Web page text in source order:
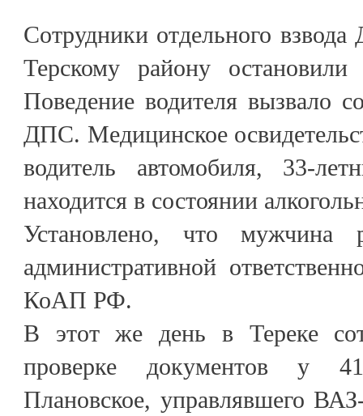
Сотрудники отдельного
Терскому району
Поведение водителя вызвало
ДПС. Медицинское
водитель автомобиля, 33-
находится в состоянии
Установлено, что мужчина
административной
КоАП РФ.
В этот же день в Тереке
проверке документов у
Плановское, управлявшего